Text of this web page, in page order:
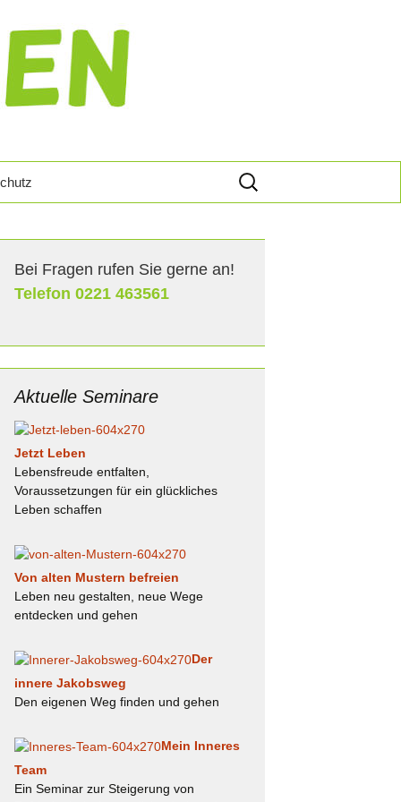
U
Suche
nach:
Bei Fragen rufen Sie gerne an!
Telefon 0221 463561
Aktuelle Seminare
Jetzt Leben
Lebensfreude entfalten,
Voraussetzungen für ein glückliches
Leben schaffen
Von alten Mustern befreien
Leben neu gestalten, neue Wege
entdecken und gehen
Der
innere Jakobsweg
Den eigenen Weg finden und gehen
Mein Inneres
Team
Ein Seminar zur Steigerung von